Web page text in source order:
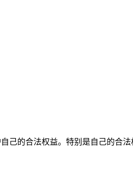
己的合法权益。特别是自己的合